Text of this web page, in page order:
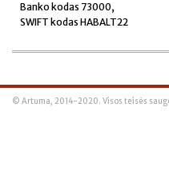
Banko kodas 73000,
SWIFT kodas HABALT22
© Artuma, 2014-2020. Visos teisės